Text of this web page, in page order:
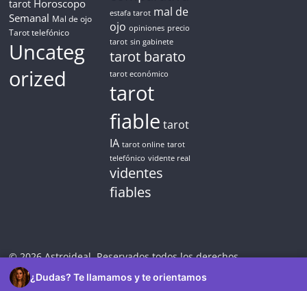
tarot Horoscopo
Semanal Mal de ojo
Tarot telefónico
Uncateg
orized
estafa tarot mal de
ojo opiniones precio
tarot sin gabinete
tarot barato
tarot económico
tarot
fiable tarot
IA tarot online tarot
telefónico vidente real
videntes
fiables
© 2026 Astroideal. Reservados todos los derechos.
¿Dudas? Te llamamos y te orientamos